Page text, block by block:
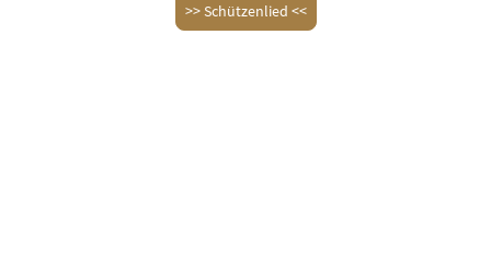
>> Schützenlied <<